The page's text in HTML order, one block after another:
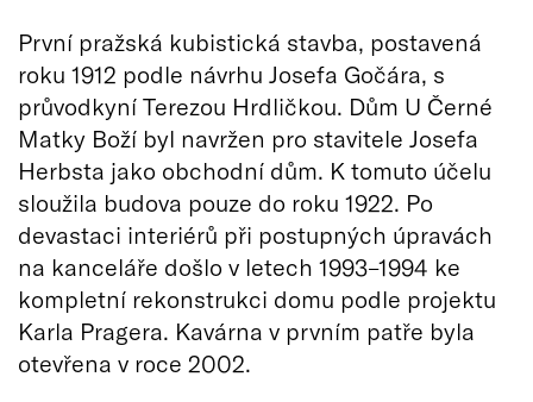
První pražská kubistická stavba, postavená
roku 1912 podle návrhu Josefa Gočára, s
průvodkyní Terezou Hrdličkou. Dům U Černé
Matky Boží byl navržen pro stavitele Josefa
Herbsta jako obchodní dům. K tomuto účelu
sloužila budova pouze do roku 1922. Po
devastaci interiérů při postupných úpravách
na kanceláře došlo v letech 1993–1994 ke
kompletní rekonstrukci domu podle projektu
Karla Pragera. Kavárna v prvním patře byla
otevřena v roce 2002.